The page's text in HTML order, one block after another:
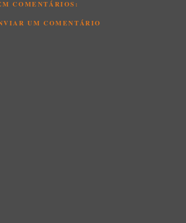
COMENTÁRIOS:
UM COMENTÁRIO